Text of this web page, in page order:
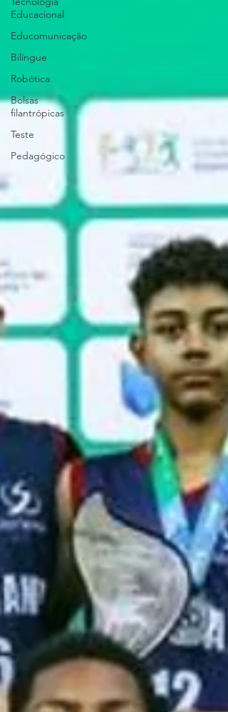
Educacional
Educomunicação
Bilíngue
Robótica
Bolsas
filantrópicas
Teste
Pedagógico